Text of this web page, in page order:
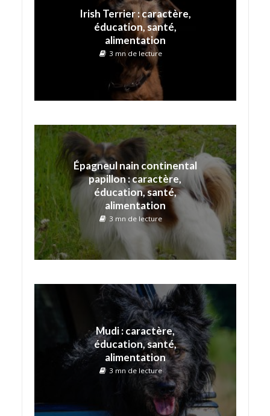
Irish Terrier : caractère,
éducation, santé,
alimentation
3 mn de lecture
Épagneul nain continental
papillon : caractère,
éducation, santé,
alimentation
3 mn de lecture
Mudi : caractère,
éducation, santé,
alimentation
3 mn de lecture